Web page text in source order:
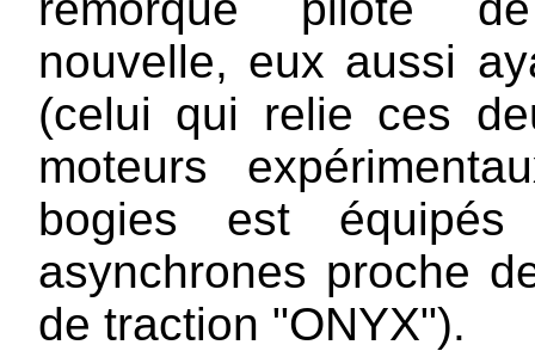
nouvelle, eux aussi
(celui qui relie ces
moteurs
bogies est
asynchrones proche
de traction "ONYX").